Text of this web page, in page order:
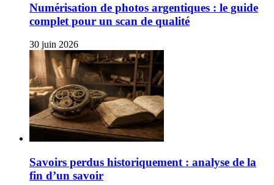
Numérisation de photos argentiques : le guide
complet pour un scan de qualité
30 juin 2026
Savoirs perdus historiquement : analyse de la
fin d’un savoir